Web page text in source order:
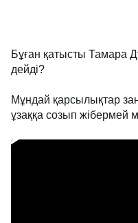
Бұған қатысты Тамара
дейді?
Мұндай қарсылықтар
ұзаққа созып жібермей